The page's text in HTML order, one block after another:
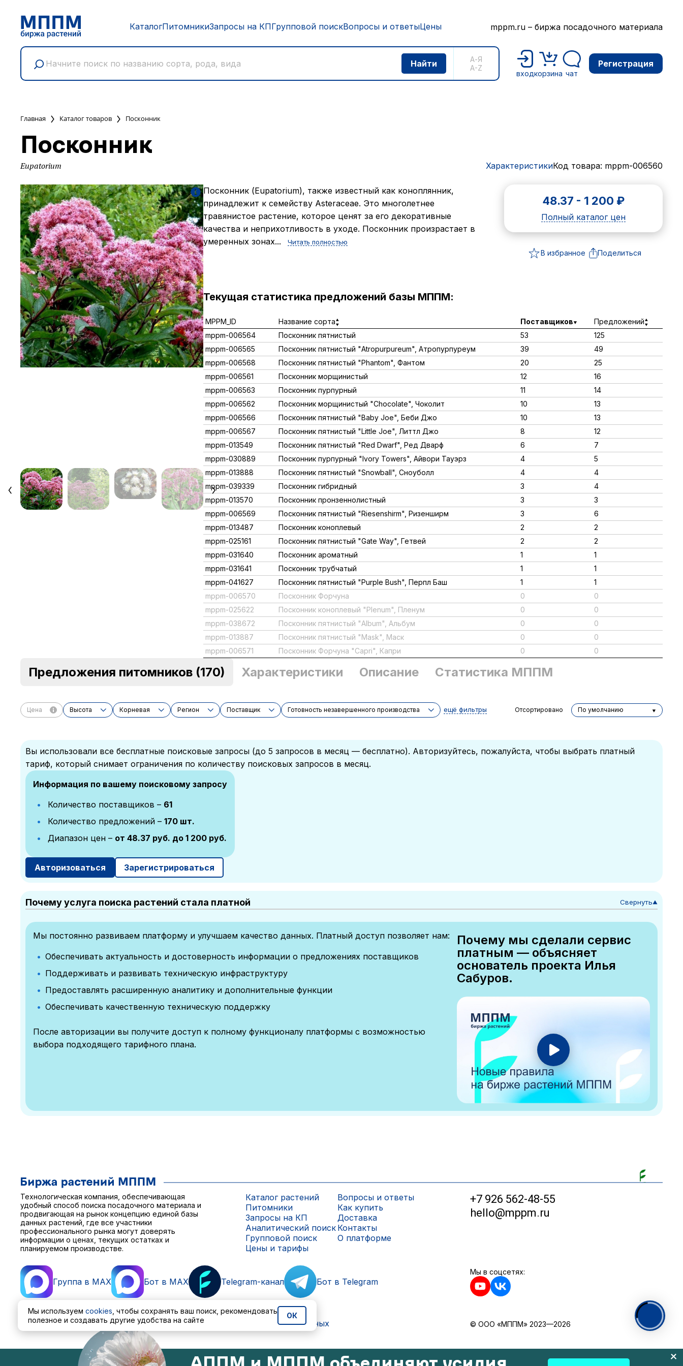
КаталогПитомникиЗапросы на КПГрупповой поискВопросы и ответыЦены mppm.ru – биржа посадочного материала
А-Я
A-Z
входкорзина чат
Регистрация
Главная Каталог товаров Посконник
Посконник
Eupatorium ХарактеристикиКод товара: mppm-006560
Посконник (Eupatorium), также известный как коноплянник,
принадлежит к семейству Asteraceae. Это многолетнее
травянистое растение, которое ценят за его декоративные
качества и неприхотливость в уходе. Посконник произрастает в
умеренных зонах...
Читать полностью
48.37 - 1 200 ₽
Полный каталог цен
В избранное Поделиться
Текущая статистика предложений базы МППМ:
MPPM_ID Название сорта Поставщиков
Предложений
mppm-006564
Посконник пятнистый 53
125
mppm-006565
Посконник пятнистый "Atropurpureum", Атропурпуреум 39
49
mppm-006568
Посконник пятнистый "Phantom", Фантом 20
25
mppm-006561
Посконник морщинистый 12
16
mppm-006563
Посконник пурпурный 11
14
mppm-006562
Посконник морщинистый "Chocolate", Чоколит 10
13
mppm-006566
Посконник пятнистый "Baby Joe", Беби Джо 10
13
mppm-006567
Посконник пятнистый "Little Joe", Литтл Джо 8
12
mppm-013549
Посконник пятнистый "Red Dwarf", Ред Дварф 6
7
mppm-030889
Посконник пурпурный "Ivory Towers", Айвори Тауэрз 4
5
mppm-013888
Посконник пятнистый "Snowball", Сноуболл 4
4
mppm-039339
Посконник гибридный 3
4
mppm-013570
Посконник пронзеннолистный 3
3
mppm-006569
Посконник пятнистый "Riesenshirm", Ризенширм 3
6
mppm-013487
Посконник коноплевый 2
2
mppm-025161
Посконник пятнистый "Gate Way", Гетвей 2
2
mppm-031640
Посконник ароматный 1
1
mppm-031641
Посконник трубчатый 1
1
mppm-041627
Посконник пятнистый "Purple Bush", Перпл Баш 1
1
mppm-006570
Посконник Форчуна 0
0
mppm-025622
Посконник коноплевый "Plenum", Пленум 0
0
mppm-038672
Посконник пятнистый "Album", Альбум 0
0
mppm-013887
Посконник пятнистый "Mask", Маск 0
0
mppm-006571
Посконник Форчуна "Capri", Капри 0 0
Предложения питомников (170) Характеристики Описание Статистика МППМ
Цена Высота Корневая Регион Поставщик Готовность незавершенного производства ещё фильтры Отсортировано По умолчанию
Вы использовали все бесплатные поисковые запросы (до 5 запросов в месяц — бесплатно). Авторизуйтесь, пожалуйста, чтобы выбрать платный
тариф, который снимает ограничения по количеству поисковых запросов в месяц.
Информация по вашему поисковому запросу
Количество поставщиков – 61
Количество предложений – 170 шт.
Диапазон цен – от 48.37 руб. до 1 200 руб.
Авторизоваться Зарегистрироваться
Почему услуга поиска растений стала платной Свернуть▼
Мы постоянно развиваем платформу и улучшаем качество данных. Платный доступ позволяет нам:
Обеспечивать актуальность и достоверность информации о предложениях поставщиков
Поддерживать и развивать техническую инфраструктуру
Предоставлять расширенную аналитику и дополнительные функции
Обеспечивать качественную техническую поддержку
После авторизации вы получите доступ к полному функционалу платформы с возможностью
выбора подходящего тарифного плана.
Почему мы сделали сервис
платным — объясняет
основатель проекта Илья
Сабуров.
Технологическая компания, обеспечивающая
удобный способ поиска посадочного материала и
продвигающая на рынок концепцию единой базы
данных растений, где все участники
профессионального рынка могут доверять
информации о ценах, текущих остатках и
планируемом производстве.
Каталог растений
Питомники
Запросы на КП
Аналитический поиск
Групповой поиск
Цены и тарифы
Вопросы и ответы
Как купить
Доставка
Контакты
О платформе
+7 926 562-48-55
hello@mppm.ru
Группа в MAX Бот в MAX Telegram-канал Бот в Telegram
Мы в соцсетях:
Пользовательское соглашениеПолитика обработки персональных данных © ООО «МППМ» 2023—2026
Мы используем cookies , чтобы сохранять ваш поиск, рекомендовать
полезное и создавать другие удобства на сайте
ОК